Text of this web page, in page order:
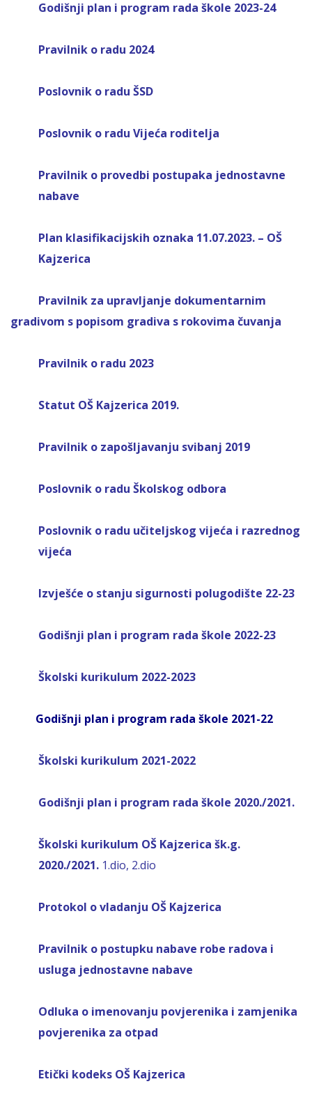
Godišnji plan i program rada škole 2023-24
Pravilnik o radu 2024
Poslovnik o radu ŠSD
Poslovnik o radu Vijeća roditelja
Pravilnik o provedbi postupaka jednostavne
nabave
Plan klasifikacijskih oznaka 11.07.2023. – OŠ
Kajzerica
Pravilnik za upravljanje dokumentarnim
gradivom s popisom gradiva s rokovima čuvanja
Pravilnik o radu 2023
Statut OŠ Kajzerica 2019.
Pravilnik o zapošljavanju svibanj 2019
Poslovnik o radu Školskog odbora
Poslovnik o radu učiteljskog vijeća i razrednog
vijeća
Izvješće o stanju sigurnosti polugodište 22-23
Godišnji plan i program rada škole 2022-23
Školski kurikulum 2022-2023
Godišnji plan i program rada škole 2021-22
Školski kurikulum 2021-2022
Godišnji plan i program rada škole 2020./2021.
Školski kurikulum OŠ Kajzerica šk.g.
2020./2021. 1.dio, 2.dio
Protokol o vladanju OŠ Kajzerica
Pravilnik o postupku nabave robe radova i
usluga jednostavne nabave
Odluka o imenovanju povjerenika i zamjenika
povjerenika za otpad
Etički kodeks OŠ Kajzerica